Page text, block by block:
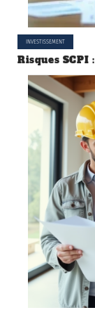
INVESTISSEMENT
Risques